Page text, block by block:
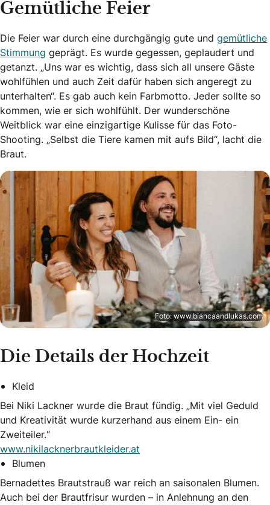
Gemütliche Feier
Die Feier war durch eine durchgängig gute und gemütliche
Stimmung geprägt. Es wurde gegessen, geplaudert und
getanzt. „Uns war es wichtig, dass sich all unsere Gäste
wohlfühlen und auch Zeit dafür haben sich angeregt zu
unterhalten“. Es gab auch kein Farbmotto. Jeder sollte so
kommen, wie er sich wohlfühlt. Der wunderschöne
Weitblick war eine einzigartige Kulisse für das Foto-
Shooting. „Selbst die Tiere kamen mit aufs Bild“, lacht die
Braut.
Foto: www.biancaandlukas.com
Die Details der Hochzeit
Kleid
Bei Niki Lackner wurde die Braut fündig. „Mit viel Geduld
und Kreativität wurde kurzerhand aus einem Ein- ein
Zweiteiler.“
www.nikilacknerbrautkleider.at
Blumen
Bernadettes Brautstrauß war reich an saisonalen Blumen.
Auch bei der Brautfrisur wurden – in Anlehnung an den